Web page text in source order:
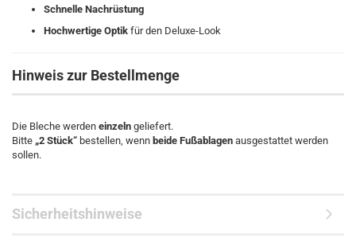
Schnelle Nachrüstung
Hochwertige Optik für den Deluxe-Look
Hinweis zur Bestellmenge
Die Bleche werden einzeln geliefert.
Bitte „2 Stück“ bestellen, wenn beide Fußablagen ausgestattet werden
sollen.
Sicherheitshinweise